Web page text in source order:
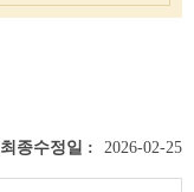
최종수정일 : 2026-02-25